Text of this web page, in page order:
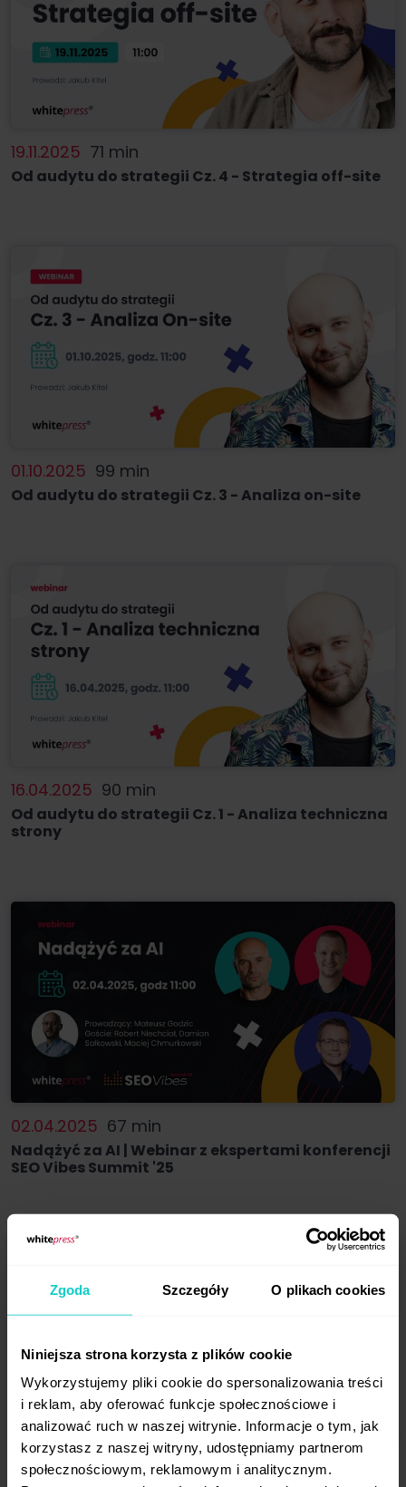
Zgoda Szczegóły O plikach cookies
Niniejsza strona korzysta z plików cookie
Wykorzystujemy pliki cookie do spersonalizowania treści
i reklam, aby oferować funkcje społecznościowe i
analizować ruch w naszej witrynie. Informacje o tym, jak
korzystasz z naszej witryny, udostępniamy partnerom
społecznościowym, reklamowym i analitycznym.
19.11.2025 71 min
Od audytu do strategii Cz. 4 - Strategia off-site
01.10.2025 99 min
Od audytu do strategii Cz. 3 - Analiza on-site
16.04.2025 90 min
Od audytu do strategii Cz. 1 - Analiza techniczna
strony
02.04.2025 67 min
Nadążyć za AI | Webinar z ekspertami konferencji
SEO Vibes Summit '25
19.02.2025 80 min